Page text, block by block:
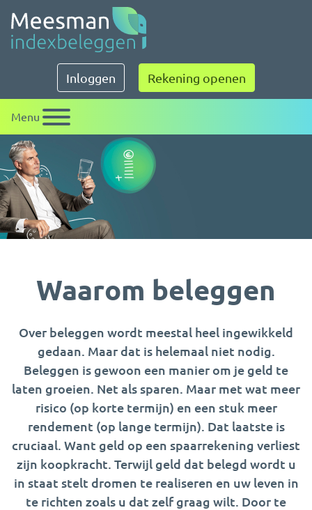
Meesman indexbeleggen
Inloggen Rekening openen
Menu
Waarom beleggen
Over beleggen wordt meestal heel ingewikkeld
gedaan. Maar dat is helemaal niet nodig.
Beleggen is gewoon een manier om je geld te
laten groeien. Net als sparen. Maar met wat meer
risico (op korte termijn) en een stuk meer
rendement (op lange termijn). Dat laatste is
cruciaal. Want geld op een spaarrekening verliest
zijn koopkracht. Terwijl geld dat belegd wordt u
in staat stelt dromen te realiseren en uw leven in
te richten zoals u dat zelf graag wilt. Door te